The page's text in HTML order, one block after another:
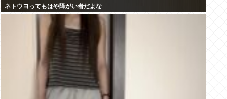
ネトウヨってもはや障がい者だよな